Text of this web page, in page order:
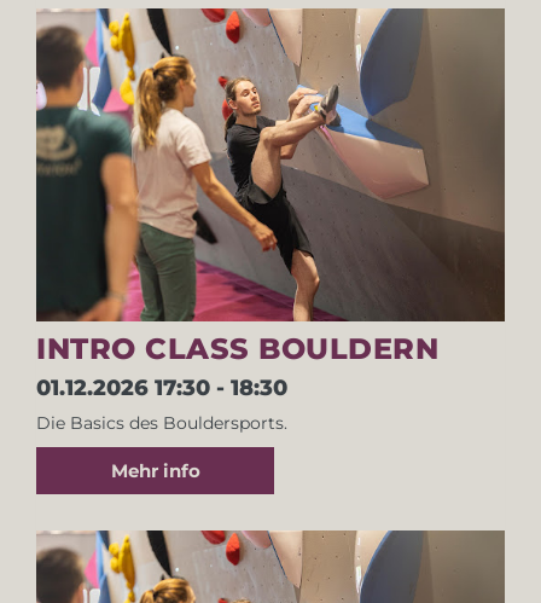
INTRO CLASS BOULDERN
01.12.2026 17:30 - 18:30
Die Basics des Bouldersports.
Mehr info